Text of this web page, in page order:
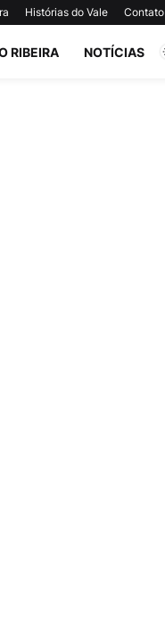
Histórias do Vale Contato
RIBEIRA NOTÍCIAS